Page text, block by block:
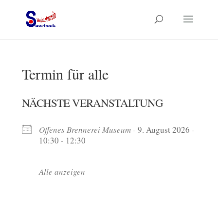
Termin für alle
NÄCHSTE VERANSTALTUNG
Offenes Brennerei Museum- 9. August 2026 -
10:30 - 12:30
Alle anzeigen